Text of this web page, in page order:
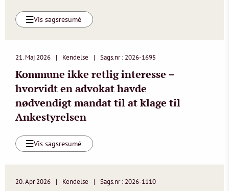
Vis sagsresumé
21. Maj 2026 Kendelse Sags.nr : 2026-1695
Kommune ikke retlig interesse –
hvorvidt en advokat havde
nødvendigt mandat til at klage til
Ankestyrelsen
Vis sagsresumé
20. Apr 2026 Kendelse Sags.nr : 2026-1110